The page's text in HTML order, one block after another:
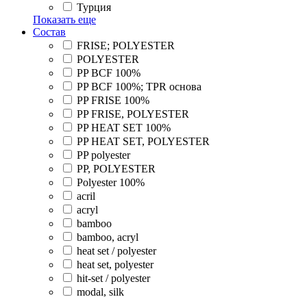
Турция
Показать еще
Состав
FRISE; POLYESTER
POLYESTER
PP BCF 100%
PP BCF 100%; TPR основа
PP FRISE 100%
PP FRISE, POLYESTER
PP HEAT SET 100%
PP HEAT SET, POLYESTER
PP polyester
PP, POLYESTER
Polyester 100%
acril
acryl
bamboo
bamboo, acryl
heat set / polyester
heat set, polyester
hit-set / polyester
modal, silk